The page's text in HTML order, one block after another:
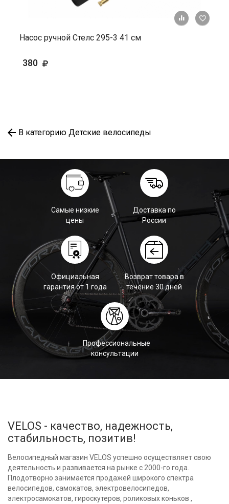
+ К
Насос ручной Стелс 295-3 41 см
380
В категорию Детские велосипеды
Самые низкие
цены
Доставка по
России
Официальная
гарантия от 1 года
Возврат товара в
течение 30 дней
Профессиональные
консультации
VELOS - качество, надежность,
стабильность, позитив!
Велосипедный магазин VELOS успешно осуществляет свою
деятельность и развивается на рынке с 2000-го года.
Плодотворно занимается продажей широкого спектра
велосипедов, самокатов, электровелосипедов,
электросамокатов, гироскутеров, роликовых коньков ,